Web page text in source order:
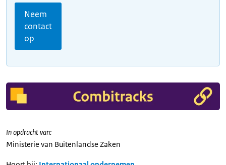
Neem
contact
op
In opdracht van:
Ministerie van Buitenlandse Zaken